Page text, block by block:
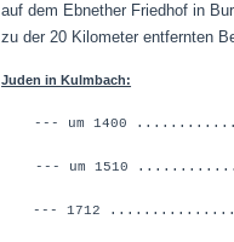
auf dem Ebnether Friedhof in
zu der 20 Kilometer entfernten
Juden in Kulmbach:
--- um 1400
--- um 1510
--- 1712